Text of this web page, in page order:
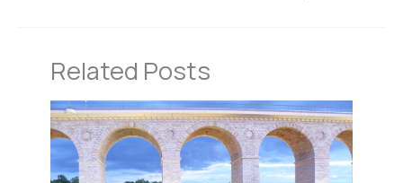
Related Posts